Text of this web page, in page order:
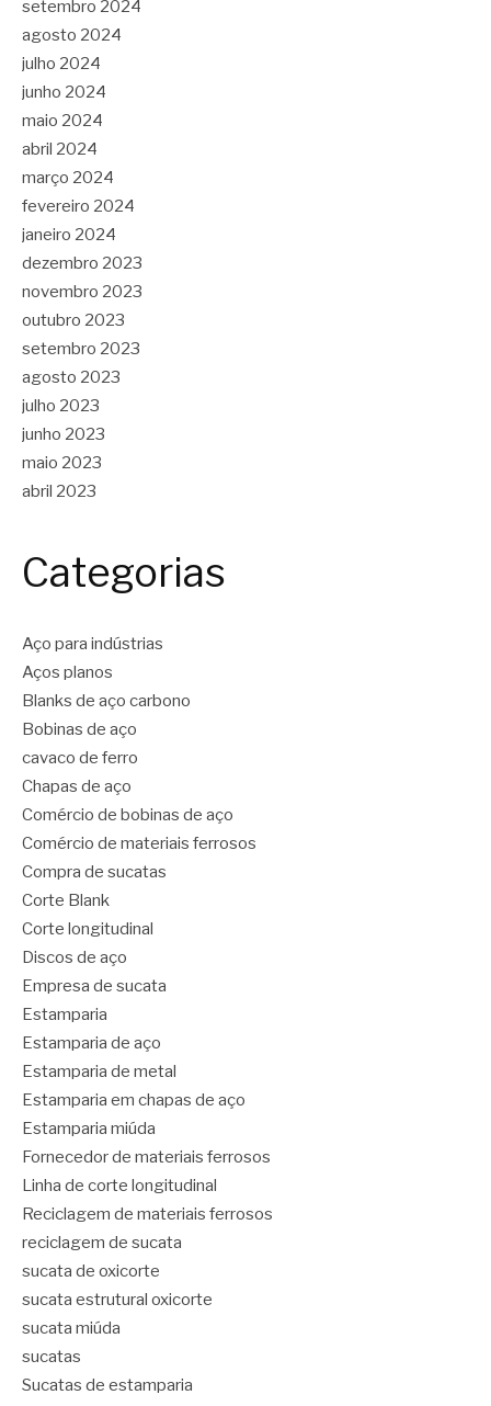
setembro 2024
agosto 2024
julho 2024
junho 2024
maio 2024
abril 2024
março 2024
fevereiro 2024
janeiro 2024
dezembro 2023
novembro 2023
outubro 2023
setembro 2023
agosto 2023
julho 2023
junho 2023
maio 2023
abril 2023
Categorias
Aço para indústrias
Aços planos
Blanks de aço carbono
Bobinas de aço
cavaco de ferro
Chapas de aço
Comércio de bobinas de aço
Comércio de materiais ferrosos
Compra de sucatas
Corte Blank
Corte longitudinal
Discos de aço
Empresa de sucata
Estamparia
Estamparia de aço
Estamparia de metal
Estamparia em chapas de aço
Estamparia miúda
Fornecedor de materiais ferrosos
Linha de corte longitudinal
Reciclagem de materiais ferrosos
reciclagem de sucata
sucata de oxicorte
sucata estrutural oxicorte
sucata miúda
sucatas
Sucatas de estamparia